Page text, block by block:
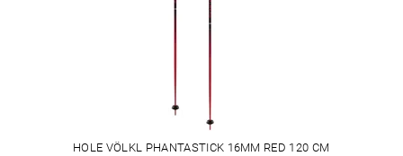
HOLE VÖLKL PHANTASTICK 16MM RED 120 CM